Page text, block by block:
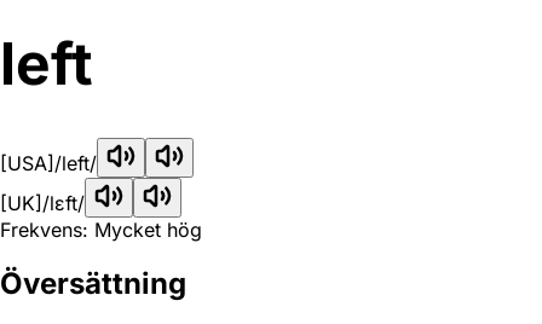
left
[USA] /left/
[UK] /lɛft/
Frekvens: Mycket hög
Översättning